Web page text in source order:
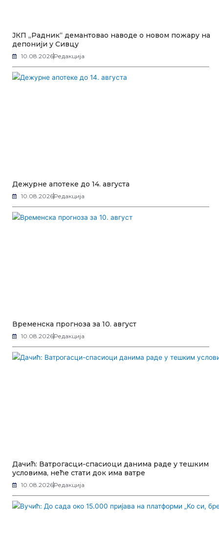
ЈКП „Радник“ демантовао наводе о новом пожару на
депонији у Сивцу
10.08.2026Редакција
Дежурне апотеке до 14. августа
10.08.2026Редакција
Временска прогноза за 10. август
10.08.2026Редакција
Дачић: Ватрoгасци-спасиоци данима раде у тешким
условима, неће стати док има ватре
10.08.2026Редакција